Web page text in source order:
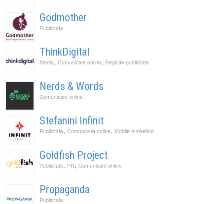
Godmother
Publicitate
ThinkDigital
Media, Comunicare online, Regii de publicitate
Nerds & Words
Comunicare online
Stefanini Infinit
Publicitate, Comunicare online, Mobile marketing
Goldfish Project
Publicitate, PR, Comunicare online
Propaganda
Publicitate